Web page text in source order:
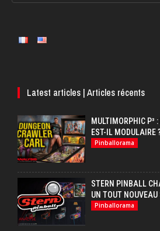
Latest articles | Articles récents
MULTIMORPHIC P³
EST-IL MODULAIRE
Pinballorama
STERN PINBALL
UN TOUT
Pinballorama